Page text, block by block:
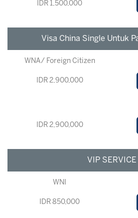
IDR 1,500,000
Visa China Single Untuk
WNA/ Foreign Citizen
IDR 2,900,000
IDR 2,900,000
VIP SERVICE
WNI
IDR 850,000